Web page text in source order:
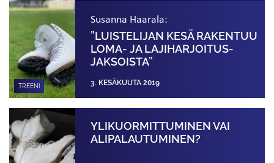
TREENI
Susanna Haarala:
”LUISTELIJAN KESÄ RAKENTUU
LOMA- JA LAJIHARJOITUS­
JAKSOISTA”
3. KESÄKUUTA 2019
YLIKUORMITTUMINEN VAI
ALIPALAUTUMINEN?